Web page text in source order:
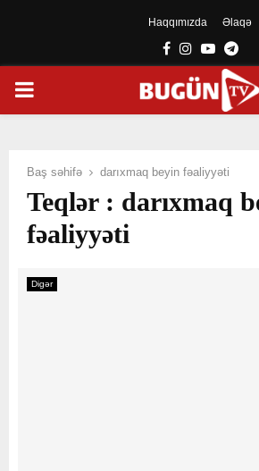
Haqqımızda Əlaqə
Facebook
Instagram
Youtube
PRIMARY
Baş səhifə darıxmaq beyin fəaliyyəti
Teqlər : darıxmaq
fəaliyyəti
Digər